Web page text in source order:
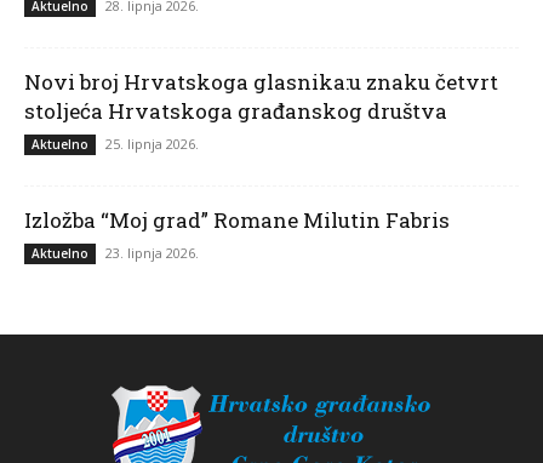
Aktuelno 28. lipnja 2026.
Novi broj Hrvatskoga glasnika:u znaku četvrt
stoljeća Hrvatskoga građanskog društva
Aktuelno 25. lipnja 2026.
Izložba “Moj grad” Romane Milutin Fabris
Aktuelno 23. lipnja 2026.